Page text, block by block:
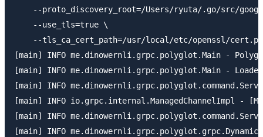
--proto_discovery_root=/Users/ryuta/.go/src/
    --use_tls=true \
--tls_ca_cert_path=/usr/local/etc/openssl/
[main] INFO me.dinowernli.grpc.polyglot.Main -
[main] INFO me.dinowernli.grpc.polyglot.Main -
[main] INFO
[main] INFO io.grpc.internal.ManagedChannelImpl -
[main] INFO
[main] INFO